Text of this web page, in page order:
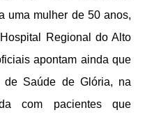
uma mulher de 50 anos,
Regional do Alto
apontam ainda que
Saúde de Glória, na
com pacientes que